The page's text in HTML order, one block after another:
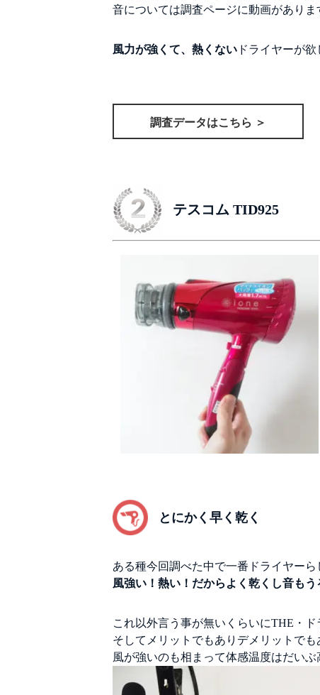
音については調査ページに動画がありま
風力が強くて、熱くないドライヤーが欲
調査データはこちら ＞
テスコム TID925
とにかく早く乾く
ある種今回調べた中で一番ドライヤーら
風強い！熱い！だからよく乾くし音もう
これ以外言う事が無いくらいにTHE・ド
そしてメリットでもありデメリットで
風が強いのも相まって体感温度はだいぶ